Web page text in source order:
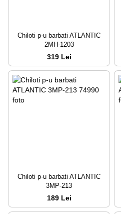
Chiloti p-u barbati ATLANTIC
2MH-1203
319 Lei
Chiloti p-u barbati ATLANTIC
3MP-213
189 Lei